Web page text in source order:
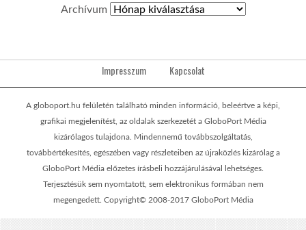
Archívum
Impresszum Kapcsolat
A globoport.hu felületén található minden információ, beleértve a képi,
grafikai megjelenítést, az oldalak szerkezetét a GloboPort Média
kizárólagos tulajdona. Mindennemű továbbszolgáltatás,
továbbértékesítés, egészében vagy részleteiben az újraközlés kizárólag a
GloboPort Média előzetes írásbeli hozzájárulásával lehetséges.
Terjesztésük sem nyomtatott, sem elektronikus formában nem
megengedett. Copyright© 2008-2017 GloboPort Média